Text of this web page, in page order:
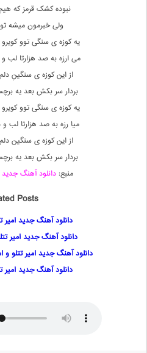
نبوده کشک قرمز که
ولی خبرمون میشه
یه کوزه ی سنگی توو
می ارزه به صد هزارتا
از این کوزه ی سنگینِ
بردار سر بکش بعد یه
یه کوزه ی سنگی توو
میا رزه به صد هزارتا
از این کوزه ی سنگین
بردار سر بکش بعد یه
منبع: دانلود آهنگ جدید
Posts:
دانلود آهنگ جدید امیر
دانلود آهنگ جدید امیر
دانلود آهنگ جدید امیر تتلو و
دانلود آهنگ جدید امیر